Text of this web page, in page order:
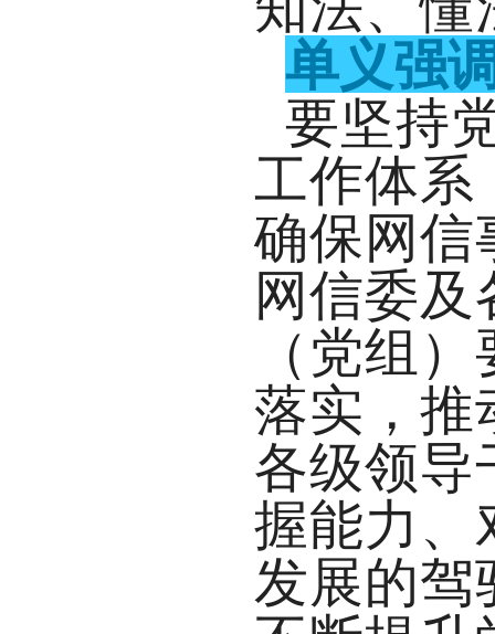
单义强
要坚持
工作体系
确保网信
网信委
（党组
落实，推
各级领导
握能力、
发展的驾